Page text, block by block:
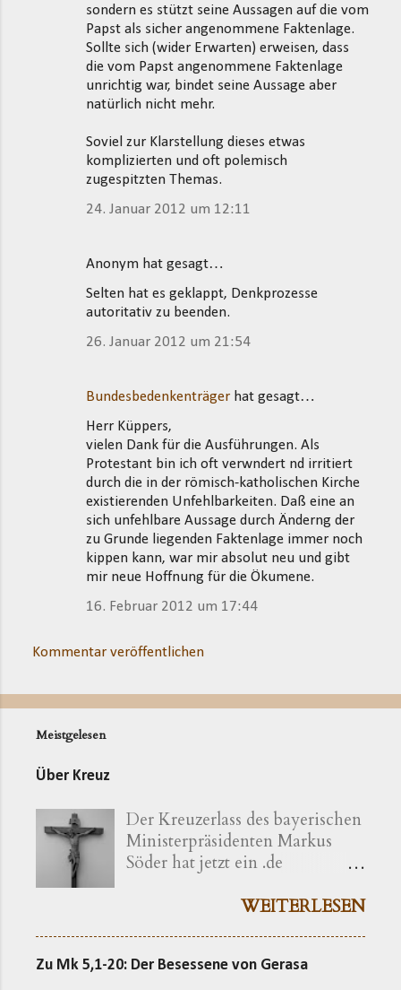
sondern es stützt seine Aussagen auf die vom
Papst als sicher angenommene Faktenlage.
Sollte sich (wider Erwarten) erweisen, dass
die vom Papst angenommene Faktenlage
unrichtig war, bindet seine Aussage aber
natürlich nicht mehr.
Soviel zur Klarstellung dieses etwas
komplizierten und oft polemisch
zugespitzten Themas.
24. Januar 2012 um 12:11
Anonym hat gesagt…
Selten hat es geklappt, Denkprozesse
autoritativ zu beenden.
26. Januar 2012 um 21:54
Bundesbedenkenträger hat gesagt…
Herr Küppers,
vielen Dank für die Ausführungen. Als
Protestant bin ich oft verwndert nd irritiert
durch die in der römisch-katholischen Kirche
existierenden Unfehlbarkeiten. Daß eine an
sich unfehlbare Aussage durch Änderng der
zu Grunde liegenden Faktenlage immer noch
kippen kann, war mir absolut neu und gibt
mir neue Hoffnung für die Ökumene.
16. Februar 2012 um 17:44
Kommentar veröffentlichen
Meistgelesen
Über Kreuz
Der Kreuzerlass des bayerischen
Ministerpräsidenten Markus
Söder hat jetzt ein .de
Der Vorgang gibt sich im
erkennen. Die »Ökumenische
WEITERLESEN
Zu Mk 5,1-20: Der Besessene von Gerasa